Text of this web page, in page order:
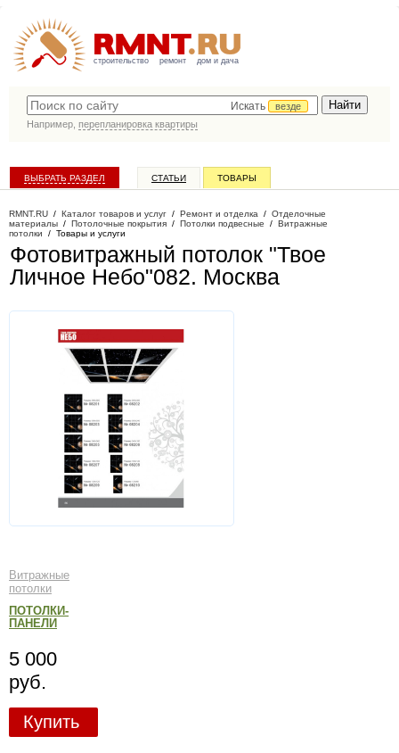
строительство ремонт дом и дача
Искать
везде
Например, перепланировка квартиры
ВЫБРАТЬ РАЗДЕЛ СТАТЬИ ТОВАРЫ
RMNT.RU / Каталог товаров и услуг / Ремонт и отделка / Отделочные
материалы / Потолочные покрытия / Потолки подвесные / Витражные
потолки / Товары и услуги
Фотовитражный потолок "Твое
Личное Небо"082. Москва
Витражные
потолки
ПОТОЛКИ-
ПАНЕЛИ
5 000
руб.
Купить